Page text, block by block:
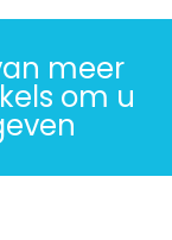
meer
om u